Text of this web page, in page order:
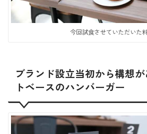
今回試食させていただいた
ブランド設立当初から構想
トベースのハンバーガー